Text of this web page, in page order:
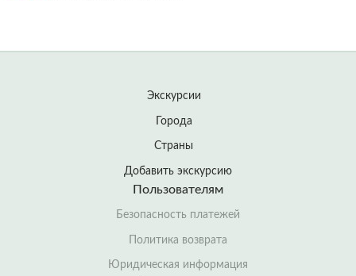
Экскурсии
Города
Страны
Добавить экскурсию
Пользователям
Безопасность платежей
Политика возврата
Юридическая информация